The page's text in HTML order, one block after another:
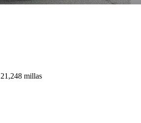
21,248 millas